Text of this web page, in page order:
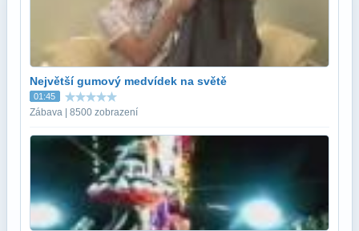
Největší gumový medvídek na světě
01:45
Zábava | 8500 zobrazení